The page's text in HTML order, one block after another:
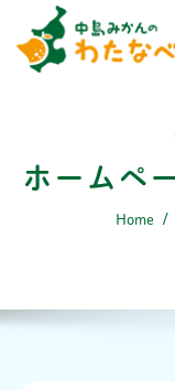
content
ホームペ
Home